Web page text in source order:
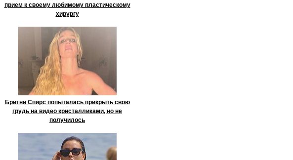
прием к своему любимому пластическому
хирургу
Бритни Спирс попыталась прикрыть свою
грудь на видео кристалликами, но не
получилось